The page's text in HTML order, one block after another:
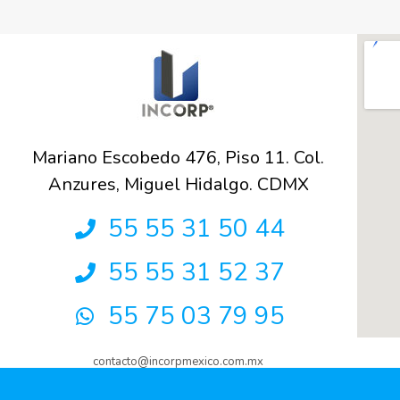
Mariano Escobedo 476, Piso 11. Col.
Anzures, Miguel Hidalgo. CDMX
55 55 31 50 44
55 55 31 52 37
55 75 03 79 95
contacto@incorpmexico.com.mx